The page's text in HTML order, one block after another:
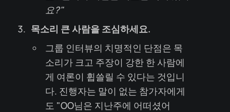
요?"
목소리 큰 사람을 조심하세요.
그룹 인터뷰의 치명적인 단점은 목
소리가 크고 주장이 강한 한 사람에
게 여론이 휩쓸릴 수 있다는 것입니
다. 진행자는 말이 없는 참가자에게
도 "OO님은 지난주에 어떠셨어